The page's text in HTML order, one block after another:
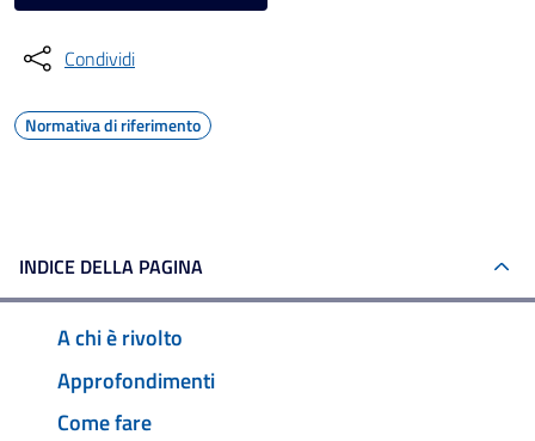
Condividi
Normativa di riferimento
INDICE DELLA PAGINA
A chi è rivolto
Approfondimenti
Come fare